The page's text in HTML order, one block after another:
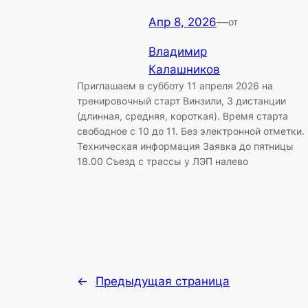
Апр 8, 2026—от
Владимир
Калашников
Приглашаем в субботу 11 апреля 2026 на
тренировочный старт Винзили, 3 дистанции
(длинная, средняя, короткая). Время старта
свободное с 10 до 11. Без электронной отметки.
Техническая информация Заявка до пятницы
18.00 Съезд с трассы у ЛЭП налево
← Предыдущая страница